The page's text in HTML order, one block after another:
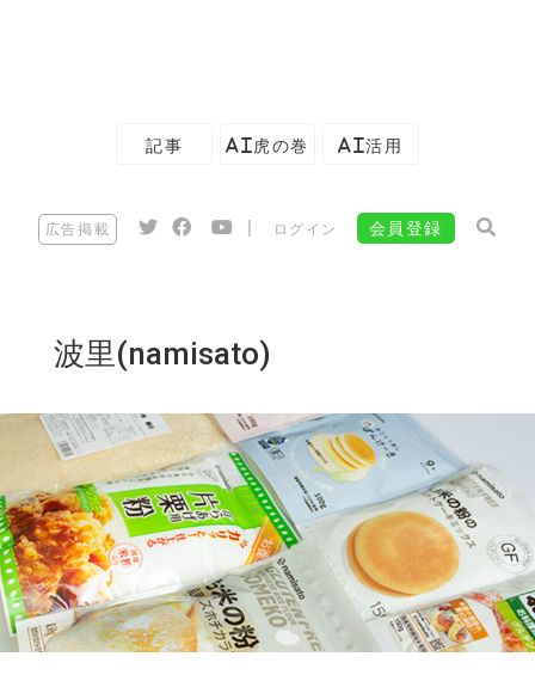
記事 AI虎の巻 AI活用
広告掲載 ログイン 会員登録
波里(namisato)